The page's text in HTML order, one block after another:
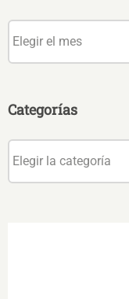
Categorías